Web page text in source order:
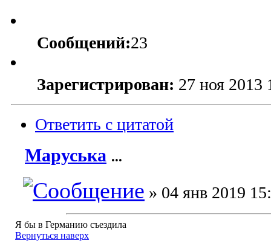
Сообщений:23
Зарегистрирован: 27 ноя 2013
Ответить с цитатой
Маруська ...
» 04 янв 2019
Я бы в Германию съездила
Вернуться наверх